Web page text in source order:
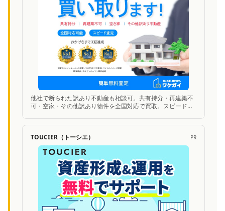
他社で断られた訳あり不動産も相談可。共有持分・再建築不
可・空家・その他訳あり物件を全国対応で買取。スピード査
TOUCIER（トーシエ） PR